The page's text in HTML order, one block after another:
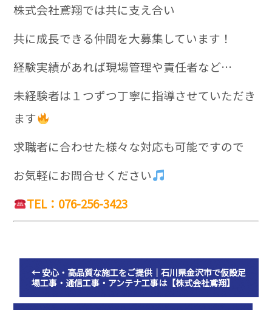
株式会社鳶翔では共に支え合い
共に成長できる仲間を大募集しています！
経験実績があれば現場管理や責任者など…
未経験者は１つずつ丁寧に指導させていただき
ます
求職者に合わせた様々な対応も可能ですので
お気軽にお問合せください
TEL：076-256-3423
←安心・高品質な施工をご提供｜石川県金沢市で仮設足
場工事・通信工事・アンテナ工事は【株式会社鳶翔】